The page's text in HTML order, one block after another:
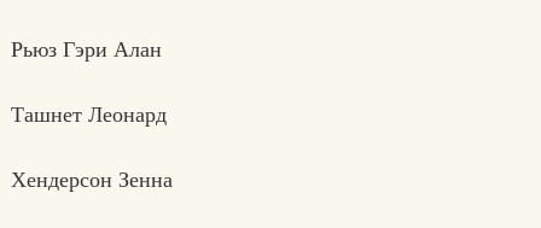
Рьюз Гэри Алан
Ташнет Леонард
Хендерсон Зенна